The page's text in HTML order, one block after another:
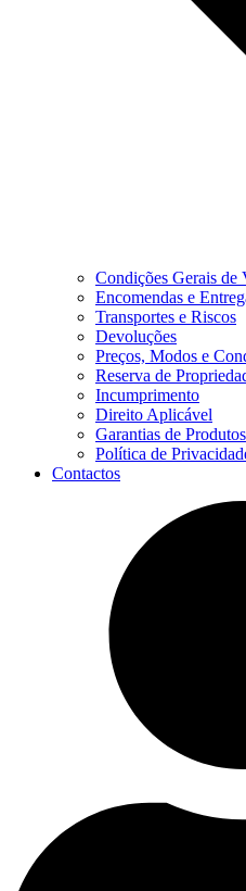
Condições Gerais de
Encomendas e
Transportes e Riscos
Devoluções
Preços, Modos e
Reserva de
Incumprimento
Direito Aplicável
Garantias de Produtos
Política de
Contactos